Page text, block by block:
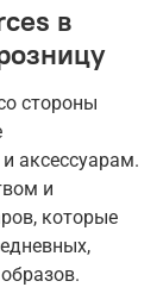
в
стороны
аксессуарам.
и
которые